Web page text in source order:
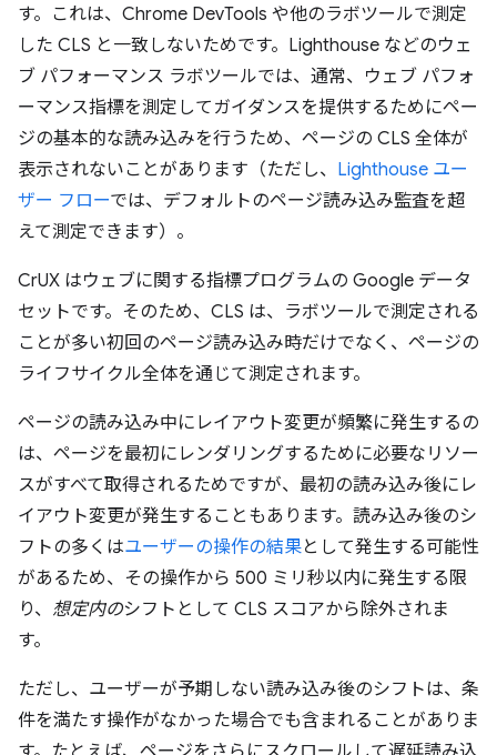
す。これは、Chrome DevTools や他のラボツールで測定
した CLS と一致しないためです。Lighthouse などのウェ
ブ パフォーマンス ラボツールでは、通常、ウェブ パフォ
ーマンス指標を測定してガイダンスを提供するためにペー
ジの基本的な読み込みを行うため、ページの CLS 全体が
表示されないことがあります（ただし、 Lighthouse ユー
ザー フローでは、デフォルトのページ読み込み監査を超
えて測定できます）。
CrUX はウェブに関する指標プログラムの Google データ
セットです。そのため、CLS は、ラボツールで測定される
ことが多い初回のページ読み込み時だけでなく、ページの
ライフサイクル全体を通じて測定されます。
ページの読み込み中にレイアウト変更が頻繁に発生するの
は、ページを最初にレンダリングするために必要なリソー
スがすべて取得されるためですが、最初の読み込み後にレ
イアウト変更が発生することもあります。読み込み後のシ
フトの多くはユーザーの操作の結果として発生する可能性
があるため、その操作から 500 ミリ秒以内に発生する限
り、 想定内のシフトとして CLS スコアから除外されま
す。
ただし、ユーザーが予期しない読み込み後のシフトは、条
件を満たす操作がなかった場合でも含まれることがありま